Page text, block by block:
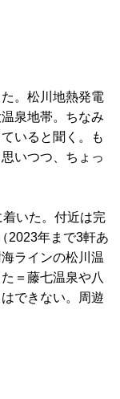
。松川地熱発電
泉地帯。ちなみ
いると聞く。も
いつつ、ちょっ
いた。付近は完
2023年まで3軒あ
ラインの松川温
＝藤七温泉や八
できない。周遊